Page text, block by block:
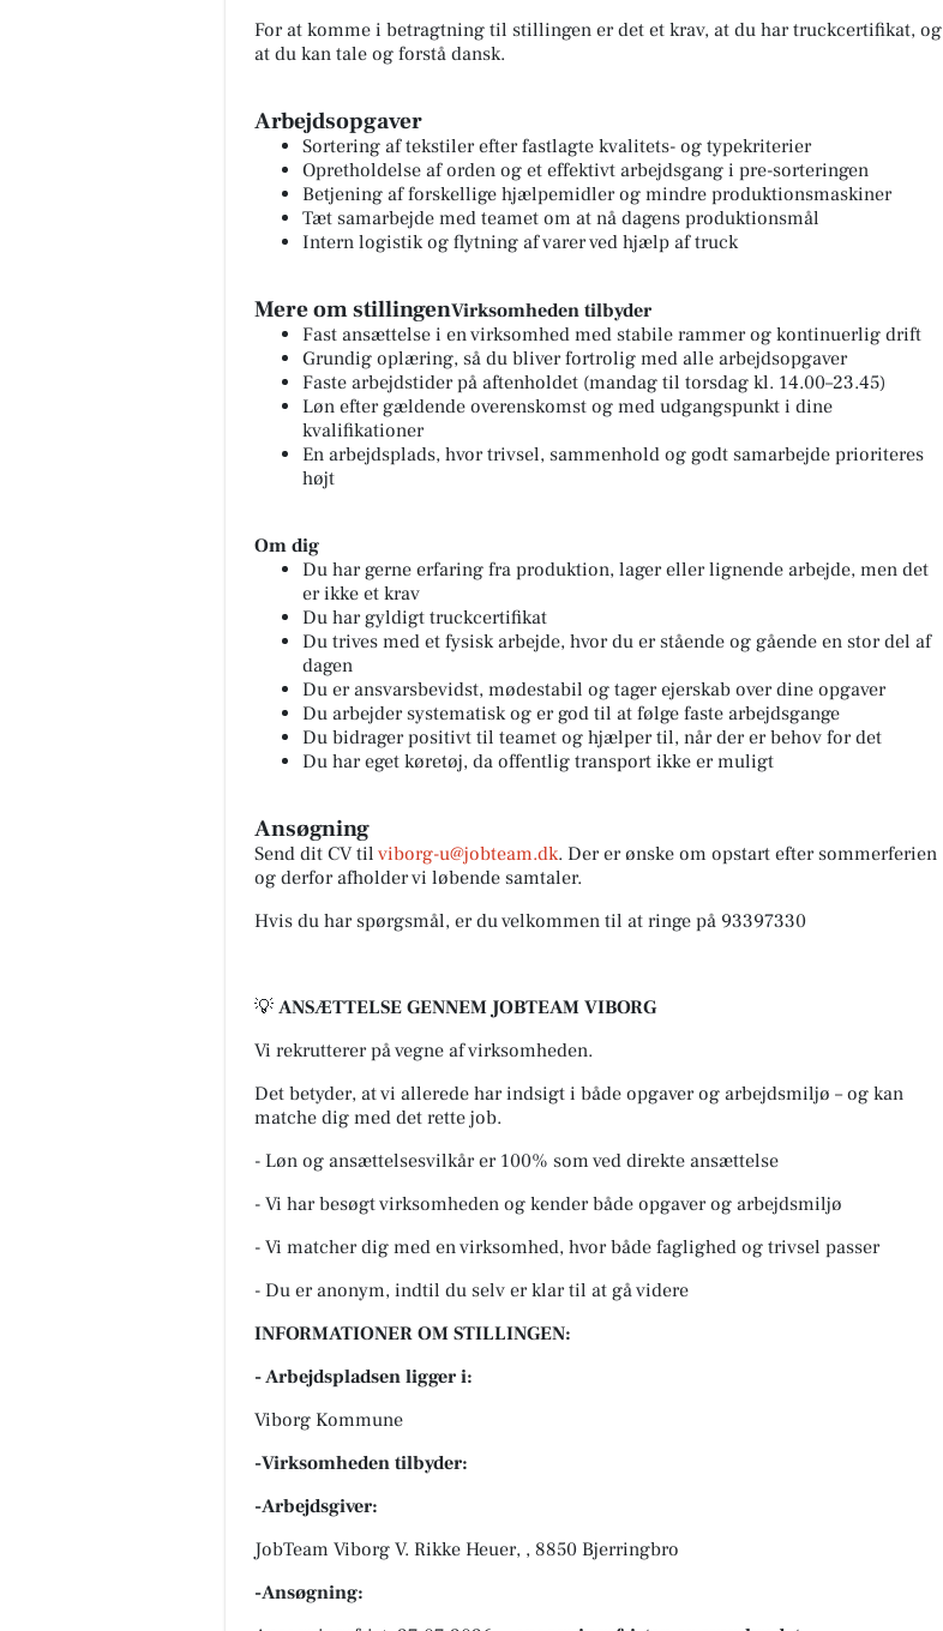
For at komme i betragtning til stillingen er det et krav, at du har truckcertifikat, og
at du kan tale og forstå dansk.
Arbejdsopgaver
Sortering af tekstiler efter fastlagte kvalitets- og typekriterier
Opretholdelse af orden og et effektivt arbejdsgang i pre-sorteringen
Betjening af forskellige hjælpemidler og mindre produktionsmaskiner
Tæt samarbejde med teamet om at nå dagens produktionsmål
Intern logistik og flytning af varer ved hjælp af truck
Mere om stillingenVirksomheden tilbyder
Fast ansættelse i en virksomhed med stabile rammer og kontinuerlig drift
Grundig oplæring, så du bliver fortrolig med alle arbejdsopgaver
Faste arbejdstider på aftenholdet (mandag til torsdag kl. 14.00–23.45)
Løn efter gældende overenskomst og med udgangspunkt i dine
kvalifikationer
En arbejdsplads, hvor trivsel, sammenhold og godt samarbejde prioriteres
højt
Om dig
Du har gerne erfaring fra produktion, lager eller lignende arbejde, men det
er ikke et krav
Du har gyldigt truckcertifikat
Du trives med et fysisk arbejde, hvor du er stående og gående en stor del af
dagen
Du er ansvarsbevidst, mødestabil og tager ejerskab over dine opgaver
Du arbejder systematisk og er god til at følge faste arbejdsgange
Du bidrager positivt til teamet og hjælper til, når der er behov for det
Du har eget køretøj, da offentlig transport ikke er muligt
Ansøgning
Send dit CV til viborg-u@jobteam.dk. Der er ønske om opstart efter sommerferien
og derfor afholder vi løbende samtaler.
Hvis du har spørgsmål, er du velkommen til at ringe på 93397330
💡 ANSÆTTELSE GENNEM JOBTEAM VIBORG
Vi rekrutterer på vegne af virksomheden.
Det betyder, at vi allerede har indsigt i både opgaver og arbejdsmiljø – og kan
matche dig med det rette job.
- Løn og ansættelsesvilkår er 100% som ved direkte ansættelse
- Vi har besøgt virksomheden og kender både opgaver og arbejdsmiljø
- Vi matcher dig med en virksomhed, hvor både faglighed og trivsel passer
- Du er anonym, indtil du selv er klar til at gå videre
INFORMATIONER OM STILLINGEN:
- Arbejdspladsen ligger i:
Viborg Kommune
-Virksomheden tilbyder:
-Arbejdsgiver:
JobTeam Viborg V. Rikke Heuer, , 8850 Bjerringbro
-Ansøgning: